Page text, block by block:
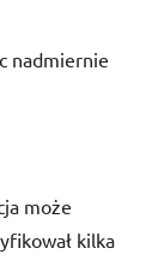
nadmiernie
może
kilka